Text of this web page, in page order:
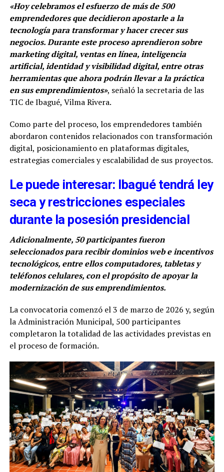
«Hoy celebramos el esfuerzo de más de 500
emprendedores que decidieron apostarle a la
tecnología para transformar y hacer crecer sus
negocios. Durante este proceso aprendieron sobre
marketing digital, ventas en línea, inteligencia
artificial, identidad y visibilidad digital, entre otras
herramientas que ahora podrán llevar a la práctica
en sus emprendimientos», señaló la secretaria de las
TIC de Ibagué, Vilma Rivera.
Como parte del proceso, los emprendedores también
abordaron contenidos relacionados con transformación
digital, posicionamiento en plataformas digitales,
estrategias comerciales y escalabilidad de sus proyectos.
Le puede interesar: Ibagué tendrá ley
seca y restricciones especiales
durante la posesión presidencial
Adicionalmente, 50 participantes fueron
seleccionados para recibir dominios web e incentivos
tecnológicos, entre ellos computadores, tabletas y
teléfonos celulares, con el propósito de apoyar la
modernización de sus emprendimientos.
La convocatoria comenzó el 3 de marzo de 2026 y, según
la Administración Municipal, 500 participantes
completaron la totalidad de las actividades previstas en
el proceso de formación.